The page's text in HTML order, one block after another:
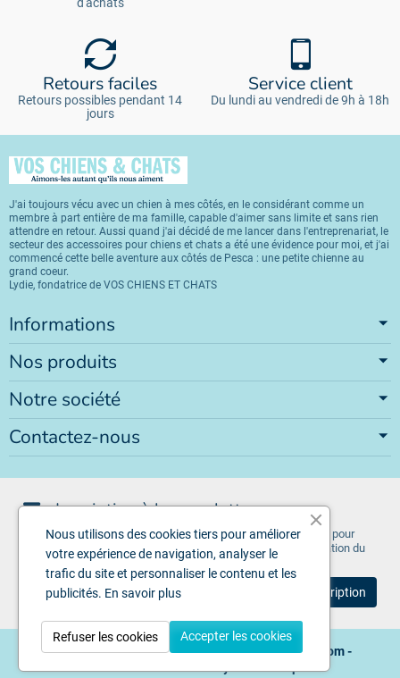
d'achats
Retours faciles
Retours possibles pendant 14
jours
Service client
Du lundi au vendredi de 9h à 18h
J'ai toujours vécu avec un chien à mes côtés, en le considérant comme un
membre à part entière de ma famille, capable d'aimer sans limite et sans rien
attendre en retour. Aussi quand j'ai décidé de me lancer dans l'entreprenariat, le
secteur des accessoires pour chiens et chats a été une évidence pour moi, et j'ai
commencé cette belle aventure aux côtés de Pesca : une petite chienne au
grand coeur.
Lydie, fondatrice de VOS CHIENS ET CHATS
Informations
Nos produits
Notre société
Contactez-nous
Inscription à la newsletter
Vous pouvez vous désinscrire à tout moment. Vous trouverez pour
cela nos informations de contact dans les conditions d'utilisation du
Copyright © 2026 - Design byVoschiensetchats.com-
Nous utilisons des cookies tiers pour améliorer
votre expérience de navigation, analyser le
trafic du site et personnaliser le contenu et les
publicités. En savoir plus
Accepter les cookies
Refuser les cookies